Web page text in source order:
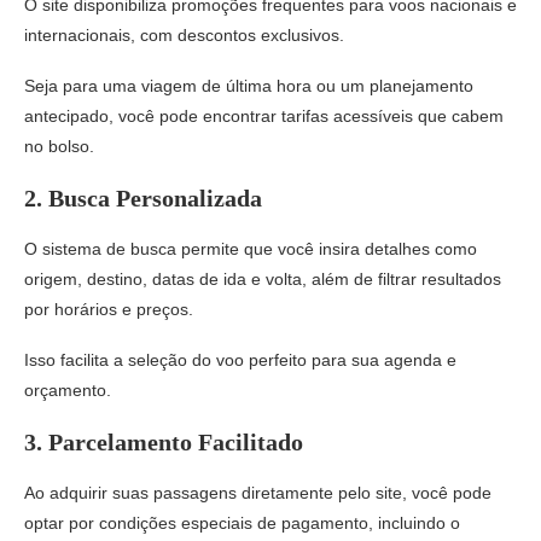
O site disponibiliza promoções frequentes para voos nacionais e
internacionais, com descontos exclusivos.
Seja para uma viagem de última hora ou um planejamento
antecipado, você pode encontrar tarifas acessíveis que cabem
no bolso.
2. Busca Personalizada
O sistema de busca permite que você insira detalhes como
origem, destino, datas de ida e volta, além de filtrar resultados
por horários e preços.
Isso facilita a seleção do voo perfeito para sua agenda e
orçamento.
3. Parcelamento Facilitado
Ao adquirir suas passagens diretamente pelo site, você pode
optar por condições especiais de pagamento, incluindo o